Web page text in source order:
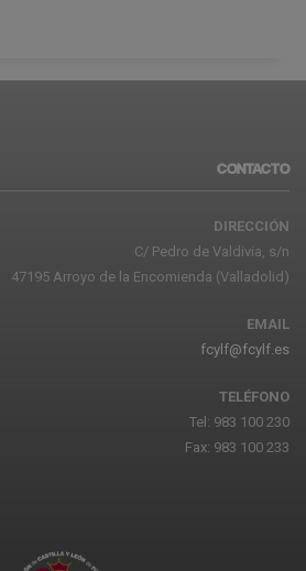
CONTACTO
DIRECCIÓN
C/ Pedro de Valdivia, s/n
47195 Arroyo de la Encomienda (Valladolid)
EMAIL
fcylf@fcylf.es
TELÉFONO
Tel: 983 100 230
Fax: 983 100 233